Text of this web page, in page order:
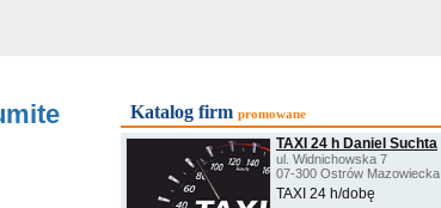
Katalog firm promowane
TAXI 24 h Daniel Suchta
ul. Widnichowska 7
07-300 Ostrów Mazowiecka
TAXI 24 h/dobę